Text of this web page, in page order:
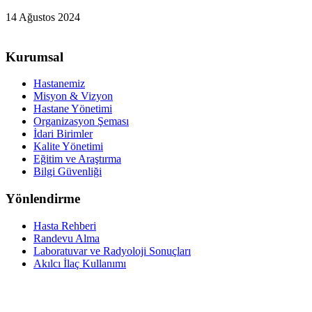
14 Ağustos 2024
Kurumsal
Hastanemiz
Misyon & Vizyon
Hastane Yönetimi
Organizasyon Şeması
İdari Birimler
Kalite Yönetimi
Eğitim ve Araştırma
Bilgi Güvenliği
Yönlendirme
Hasta Rehberi
Randevu Alma
Laboratuvar ve Radyoloji Sonuçları
Akılcı İlaç Kullanımı